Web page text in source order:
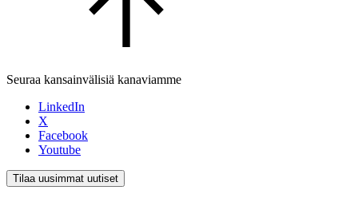
Seuraa kansainvälisiä kanaviamme
LinkedIn
X
Facebook
Youtube
Tilaa uusimmat uutiset